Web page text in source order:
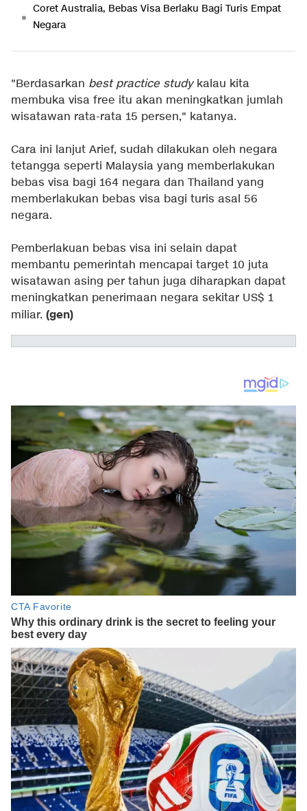
Coret Australia, Bebas Visa Berlaku Bagi Turis Empat
Negara
"Berdasarkan best practice studykalau kita
membuka visa free itu akan meningkatkan jumlah
wisatawan rata-rata 15 persen," katanya.
Cara ini lanjut Arief, sudah dilakukan oleh negara
tetangga seperti Malaysia yang memberlakukan
bebas visa bagi 164 negara dan Thailand yang
memberlakukan bebas visa bagi turis asal 56
negara.
Pemberlakuan bebas visa ini selain dapat
membantu pemerintah mencapai target 10 juta
wisatawan asing per tahun juga diharapkan dapat
meningkatkan penerimaan negara sekitar US$ 1
miliar. (gen)